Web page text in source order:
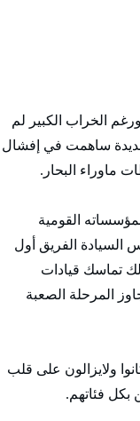
الخراب الكبير لم
عديدة ساهمت في إفشال
ماوراء البحار.
القومية
السيادة الفريق أول
تماسك قيادات
المرحلة الصعبة
ولايزالون على قلب
فئاتهم.